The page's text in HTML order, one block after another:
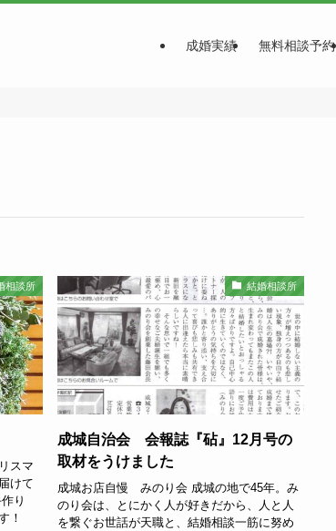
成婚実績 無料相談予約
相談所
スマ
けて
り
！
結婚相談所
成城自治会 会報誌『砧』12月号の
取材をうけました
成城お店自慢 みのり会 成城の地で45年。み
のり会は、とにかく人が好きだから、人と人
を繋ぐお世話が天職と、結婚相談一筋に努め